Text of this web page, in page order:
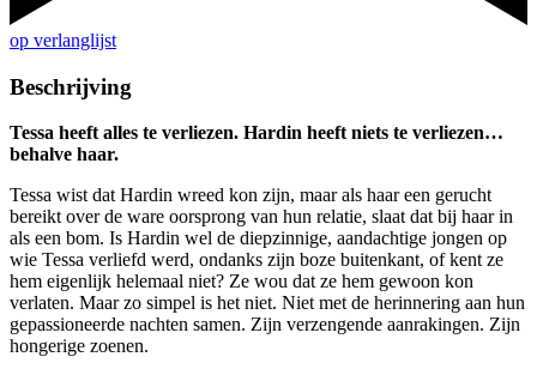
op verlanglijst
Beschrijving
Tessa heeft alles te verliezen. Hardin heeft niets te verliezen…
behalve haar.
Tessa wist dat Hardin wreed kon zijn, maar als haar een gerucht
bereikt over de ware oorsprong van hun relatie, slaat dat bij haar in
als een bom. Is Hardin wel de diepzinnige, aandachtige jongen op
wie Tessa verliefd werd, ondanks zijn boze buitenkant, of kent ze
hem eigenlijk helemaal niet? Ze wou dat ze hem gewoon kon
verlaten. Maar zo simpel is het niet. Niet met de herinnering aan hun
gepassioneerde nachten samen. Zijn verzengende aanrakingen. Zijn
hongerige zoenen.